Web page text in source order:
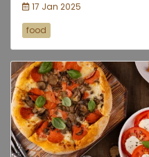
17 Jan 2025
food